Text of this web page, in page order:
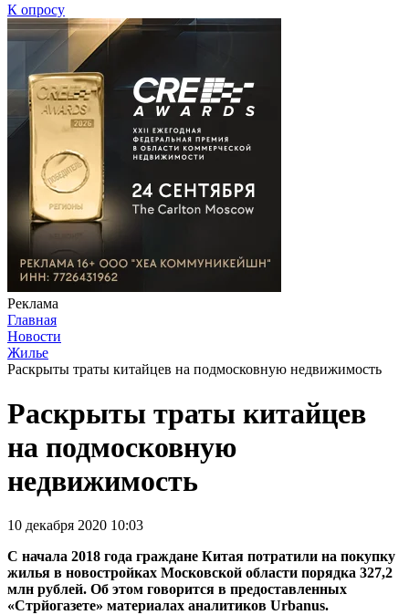
К опросу
Реклама
Главная
Новости
Жилье
Раскрыты траты китайцев на подмосковную недвижимость
Раскрыты траты китайцев
на подмосковную
недвижимость
10 декабря 2020 10:03
С начала 2018 года граждане Китая потратили на покупку
жилья в новостройках Московской области порядка 327,2
млн рублей. Об этом говорится в предоставленных
«Стрйогазете» материалах аналитиков Urbanus.